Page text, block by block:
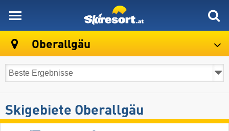
Oberallgäu
Skigebiete Oberallgäu